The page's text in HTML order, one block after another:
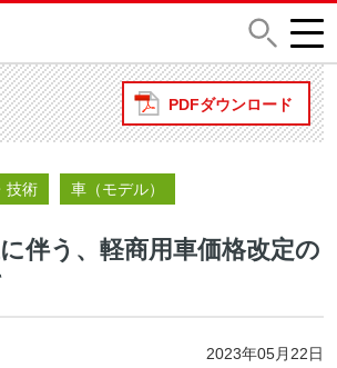
PDFダウンロード
技術 車（モデル）
伴う、軽商用車価格改定の
2023年05月22日